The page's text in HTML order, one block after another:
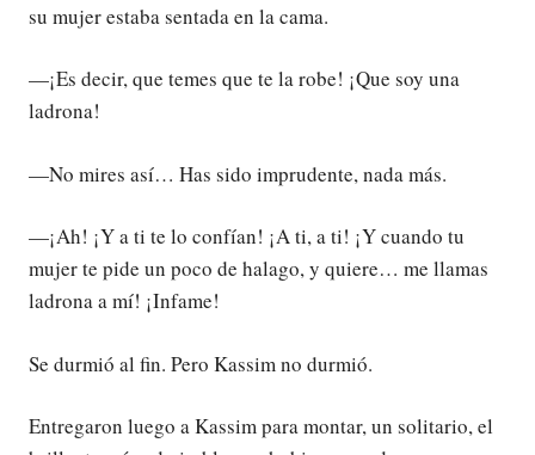
su mujer estaba sentada en la cama.
—¡Es decir, que temes que te la robe! ¡Que soy una
ladrona!
—No mires así… Has sido imprudente, nada más.
—¡Ah! ¡Y a ti te lo confían! ¡A ti, a ti! ¡Y cuando tu
mujer te pide un poco de halago, y quiere… me llamas
ladrona a mí! ¡Infame!
Se durmió al fin. Pero Kassim no durmió.
Entregaron luego a Kassim para montar, un solitario, el